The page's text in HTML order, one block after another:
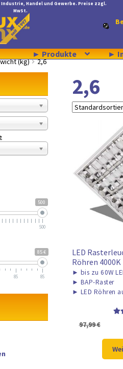
Handel und Gewerbe. Preise zzgl.
MwSt.
► Produkte ►
(kg) 2,6
2,6
LED
Röhren 4000K
► bis zu 60W
► BAP-Raster
► LED Röhren
97,99€
500
500
85 €
85 85